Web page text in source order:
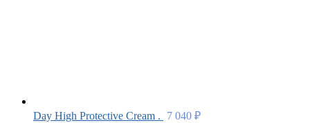
Day High Protective Cream . 7 040 ₽